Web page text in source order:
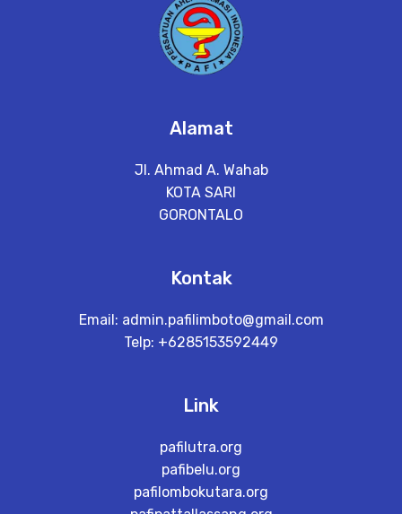
Alamat
Jl. Ahmad A. Wahab
KOTA SARI
GORONTALO
Kontak
Email: admin.pafilimboto@gmail.com
Telp: +6285153592449
Link
pafilutra.org
pafibelu.org
pafilombokutara.org